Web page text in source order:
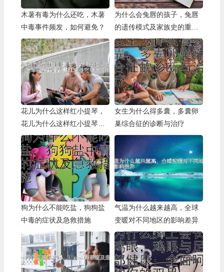
木薯有毒为什么还吃，木薯
中毒事件频发，如何避免？
为什么会兔唇的孩子，兔唇
的遗传模式及家族史的重要
性
花儿为什么这样红小提琴，
花儿为什么这样红小提琴的
旋律能被其他乐器完美复刻
吗？
女生为什么得多囊，多囊卵
巢综合征的诊断与治疗
狗为什么不能吃盐，狗狗盐
中毒的症状及急救措施
气温为什么越来越高，全球
变暖对不同地区的影响差异